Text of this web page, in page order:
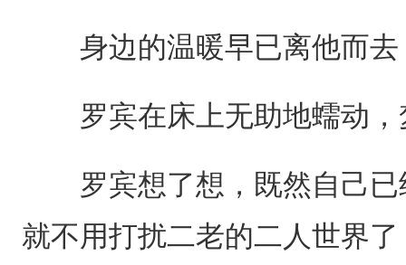
身边的温暖早已离他而去
罗宾在床上无助地蠕动，
罗宾想了想，既然自己已
就不用打扰二老的二人世界